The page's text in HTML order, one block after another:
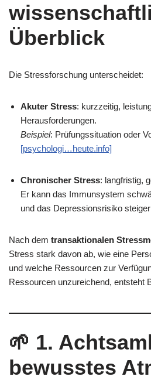
Überblick
Die Stressforschung unterscheidet:
Akuter Stress: kurzzeitig,
Herausforderungen.
Beispiel: Prüfungssituation oder
[psychologi…heute.info]
Chronischer Stress: langfristig,
Er kann das Immunsystem
und das Depressionsrisiko
Nach dem transaktionalen
Stress stark davon ab, wie eine
und welche Ressourcen zur
Ressourcen unzureichend, entsteht
🌱 1.
bewusstes